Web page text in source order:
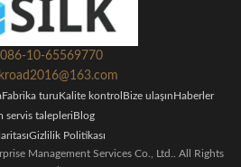
10-65569770
Fabrika turuKalite kontrol Bize ulaşınHaberler
servis talepleriBlog
Gizlilik Politikası
Management Services Co., Ltd.. All Rights